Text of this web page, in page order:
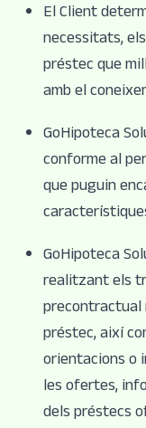
El Client
necessitats,
préstec que
amb el
GoHipoteca
conforme al
que puguin
GoHipoteca
realitzant els
precontractual
préstec, així
orientacions o
les ofertes,
dels préstecs